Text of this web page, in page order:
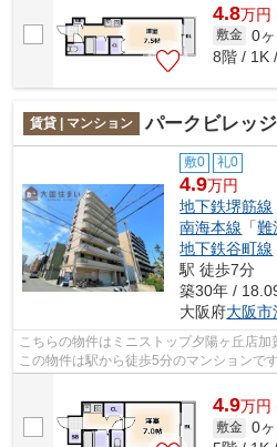
4.8万円
敷金 0ヶ
8階 / 1K
賃貸 | マンション パークビレッジ
敷0 礼0
4.9万円
地下鉄堺筋線
南海本線 「難
地下鉄谷町線
駅 徒歩7分
築30年 /
大阪府大阪市
こちらの物件はミニストップ夕陽ヶ丘店加
この物件は駅から徒歩5分のマンションで
利な、2駅利用可能なマンションです。共...
4.9万円
敷金 0ヶ